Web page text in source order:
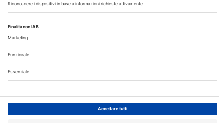
| Tel. 02/881841 | Sede legale: Viale Enrico Forlanini 21 -
Registrazione Tribunale di Milano n° 5578/2022 del
5/05/2022